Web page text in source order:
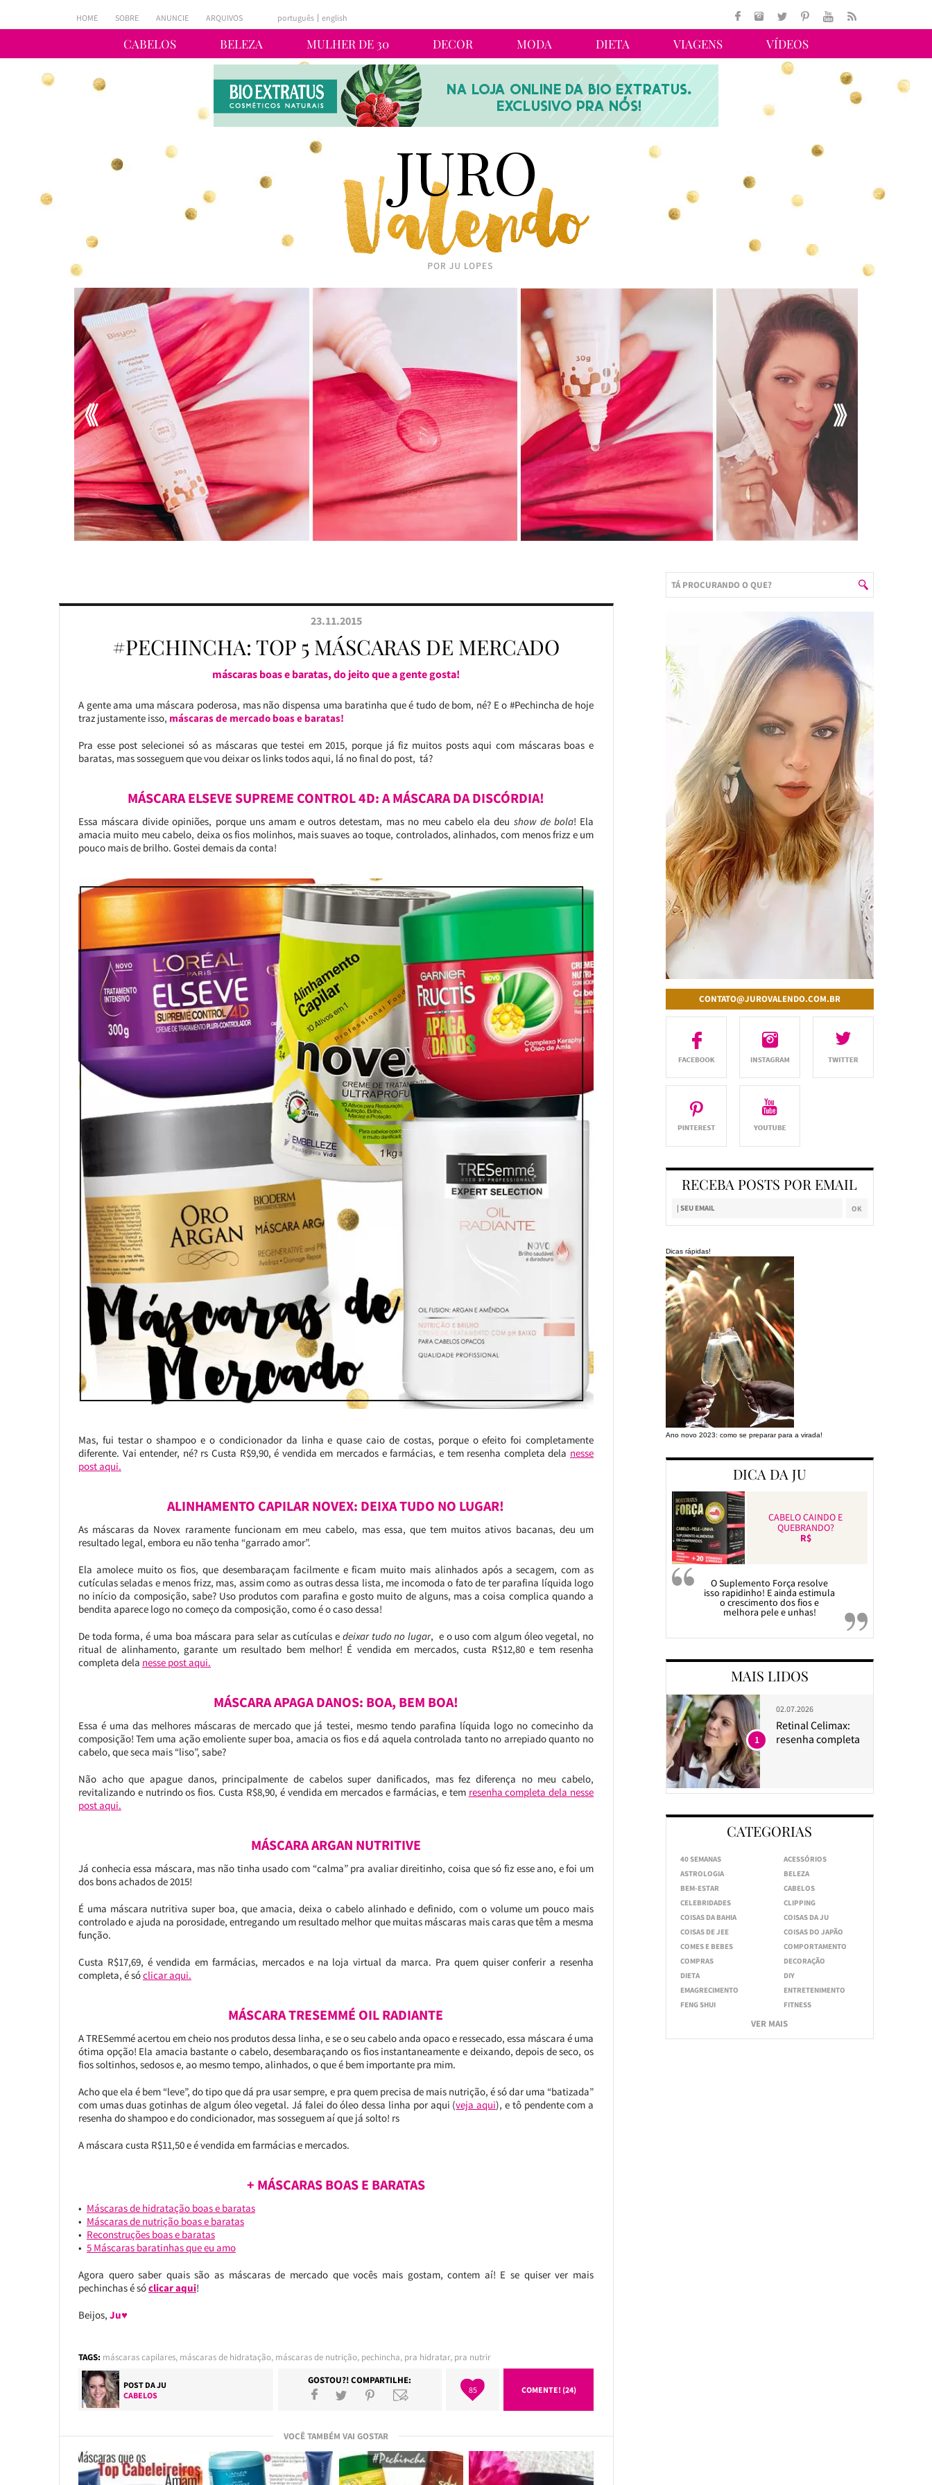
CABELOS BELEZA MULHER DE 30 DECOR MODA DIETA VIAGENS VÍDEOS
HOME SOBRE ANUNCIE ARQUIVOS português english
23.11.2015
#PECHINCHA: TOP 5 MÁSCARAS DE MERCADO
máscaras boas e baratas, do jeito que a gente gosta!
A gente ama uma máscara poderosa, mas não dispensa uma baratinha que é tudo de bom, né? E o #Pechincha de hoje
traz justamente isso, máscaras de mercado boas e baratas!
Pra esse post selecionei só as máscaras que testei em 2015, porque já fiz muitos posts aqui com máscaras boas e
baratas, mas sosseguem que vou deixar os links todos aqui, lá no final do post, tá?
MÁSCARA ELSEVE SUPREME CONTROL 4D: A MÁSCARA DA DISCÓRDIA!
Essa máscara divide opiniões, porque uns amam e outros detestam, mas no meu cabelo ela deu show de bola! Ela
amacia muito meu cabelo, deixa os fios molinhos, mais suaves ao toque, controlados, alinhados, com menos frizz e um
pouco mais de brilho. Gostei demais da conta!
Mas, fui testar o shampoo e o condicionador da linha e quase caio de costas, porque o efeito foi completamente
diferente. Vai entender, né? rs Custa R$9,90, é vendida em mercados e farmácias, e tem resenha completa dela nesse
post aqui.
ALINHAMENTO CAPILAR NOVEX: DEIXA TUDO NO LUGAR!
As máscaras da Novex raramente funcionam em meu cabelo, mas essa, que tem muitos ativos bacanas, deu um
resultado legal, embora eu não tenha “garrado amor”.
Ela amolece muito os fios, que desembaraçam facilmente e ficam muito mais alinhados após a secagem, com as
cutículas seladas e menos frizz, mas, assim como as outras dessa lista, me incomoda o fato de ter parafina líquida logo
no início da composição, sabe? Uso produtos com parafina e gosto muito de alguns, mas a coisa complica quando a
bendita aparece logo no começo da composição, como é o caso dessa!
De toda forma, é uma boa máscara para selar as cutículas e deixar tudo no lugar, e o uso com algum óleo vegetal, no
ritual de alinhamento, garante um resultado bem melhor! É vendida em mercados, custa R$12,80 e tem resenha
completa dela nesse post aqui.
MÁSCARA APAGA DANOS: BOA, BEM BOA!
Essa é uma das melhores máscaras de mercado que já testei, mesmo tendo parafina líquida logo no comecinho da
composição! Tem uma ação emoliente super boa, amacia os fios e dá aquela controlada tanto no arrepiado quanto no
cabelo, que seca mais “liso”, sabe?
Não acho que apague danos, principalmente de cabelos super danificados, mas fez diferença no meu cabelo,
revitalizando e nutrindo os fios. Custa R$8,90, é vendida em mercados e farmácias, e tem resenha completa dela nesse
post aqui.
MÁSCARA ARGAN NUTRITIVE
Já conhecia essa máscara, mas não tinha usado com “calma” pra avaliar direitinho, coisa que só fiz esse ano, e foi um
dos bons achados de 2015!
É uma máscara nutritiva super boa, que amacia, deixa o cabelo alinhado e definido, com o volume um pouco mais
controlado e ajuda na porosidade, entregando um resultado melhor que muitas máscaras mais caras que têm a mesma
função.
Custa R$17,69, é vendida em farmácias, mercados e na loja virtual da marca. Pra quem quiser conferir a resenha
completa, é sóclicar aqui.
MÁSCARA TRESEMMÉ OIL RADIANTE
A TRESemmé acertou em cheio nos produtos dessa linha, e se o seu cabelo anda opaco e ressecado, essa máscara é uma
ótima opção! Ela amacia bastante o cabelo, desembaraçando os fios instantaneamente e deixando, depois de seco, os
fios soltinhos, sedosos e, ao mesmo tempo, alinhados, o que é bem importante pra mim.
Acho que ela é bem “leve”, do tipo que dá pra usar sempre, e pra quem precisa de mais nutrição, é só dar uma “batizada”
com umas duas gotinhas de algum óleo vegetal. Já falei do óleo dessa linha por aqui (veja aqui), e tô pendente com a
resenha do shampoo e do condicionador, mas sosseguem aí que já solto! rs
A máscara custa R$11,50 e é vendida em farmácias e mercados.
+ MÁSCARAS BOAS E BARATAS
Máscaras de hidratação boas e baratas
Máscaras de nutrição boas e baratas
Reconstruções boas e baratas
5 Máscaras baratinhas que eu amo
Agora quero saber quais são as máscaras de mercado que vocês mais gostam, contem aí! E se quiser ver mais
pechinchas é sóclicar aqui!
Beijos, Ju♥
TAGS: máscaras capilares, máscaras de hidratação, máscaras de nutrição, pechincha, pra hidratar, pra nutrir
POST DAJU
CABELOS
GOSTOU?! COMPARTILHE:
85 COMENTE! (24)
VOCÊ TAMBÉM VAI GOSTAR
CONTATO@JUROVALENDO.COM.BR
RECEBA POSTS POR EMAIL
Dicas rápidas!
Ano novo 2023: como se preparar para a virada!
DICA DA JU
CABELO CAINDO E
QUEBRANDO?
R$
O Suplemento Força resolve
isso rapidinho! E ainda estimula
o crescimento dos fios e
melhora pele e unhas!
MAIS LIDOS
02.07.2026
Retinal Celimax:
resenha completa
1
CATEGORIAS
40 SEMANAS
ACESSÓRIOS
ASTROLOGIA
BELEZA
BEM-ESTAR
CABELOS
CELEBRIDADES
CLIPPING
COISAS DA BAHIA
COISAS DA JU
COISAS DE JEE
COISAS DO JAPÃO
COMES E BEBES
COMPORTAMENTO
COMPRAS
DECORAÇÃO
DIETA
DIY
EMAGRECIMENTO
ENTRETENIMENTO
FENG SHUI
FITNESS
VER MAIS